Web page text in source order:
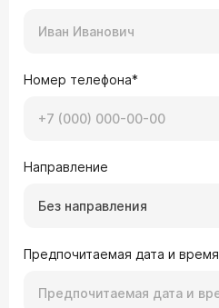
Номер телефона*
Направление
Без направления
Предпочитаемая дата и время